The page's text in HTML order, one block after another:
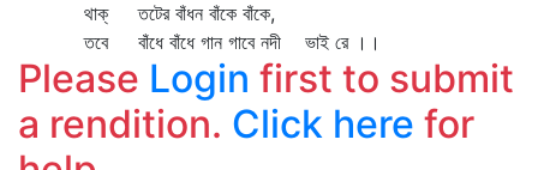
থাক্‌ তটের বাঁধন বাঁকে বাঁকে,
তবে বাঁধে বাঁধে গান গাবে নদী ভাই রে ।।
Please Login first to submit
a rendition. Click here for